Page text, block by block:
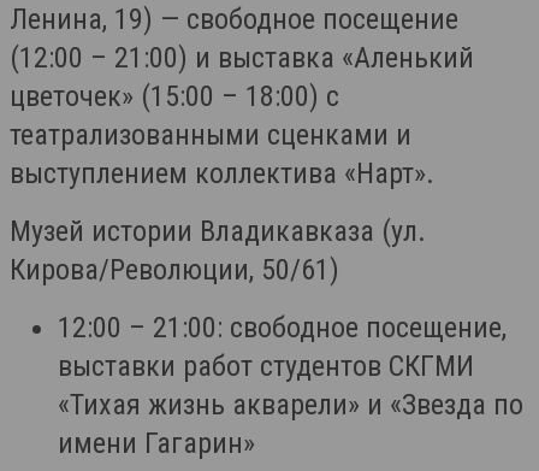
Ленина, 19) — свободное посещение
(12:00 – 21:00) и выставка «Аленький
цветочек» (15:00 – 18:00) с
театрализованными сценками и
выступлением коллектива «Нарт».
Музей истории Владикавказа (ул.
Кирова/Революции, 50/61)
12:00 – 21:00: свободное посещение,
выставки работ студентов СКГМИ
«Тихая жизнь акварели» и «Звезда по
имени Гагарин»